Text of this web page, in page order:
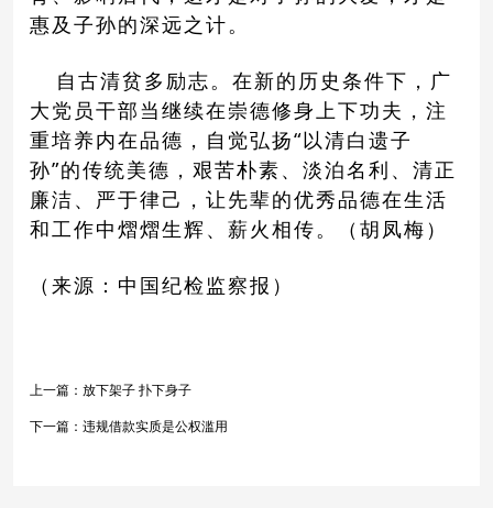
惠及子孙的深远之计。
自古清贫多励志。在新的历史条件下，广
大党员干部当继续在崇德修身上下功夫，注
重培养内在品德，自觉弘扬“以清白遗子
孙”的传统美德，艰苦朴素、淡泊名利、清正
廉洁、严于律己，让先辈的优秀品德在生活
和工作中熠熠生辉、薪火相传。（胡凤梅）
（来源：中国纪检监察报）
上一篇： 放下架子 扑下身子
下一篇： 违规借款实质是公权滥用